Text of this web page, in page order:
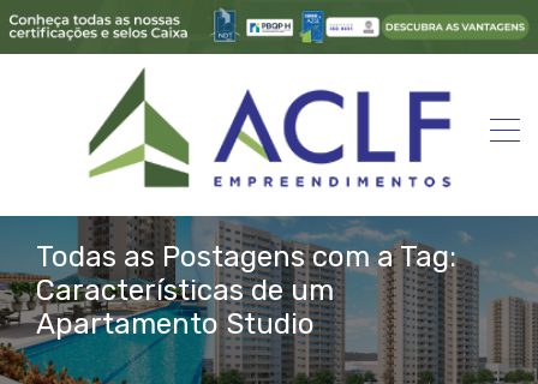
Todas as Postagens com a Tag:
Características de um
Apartamento Studio